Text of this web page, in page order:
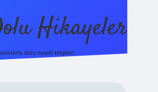
Hikayeler
dolu neşeli bilgiler!